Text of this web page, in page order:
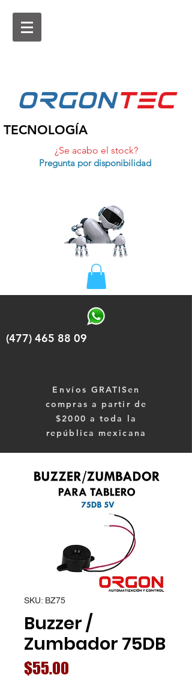
ORGONtEc
TECNOLOGÍA
¿Se acabo el stock?
Pregunta por disponibilidad
(477) 465 88 09
Envíos GRATISen
compras a partir de
$2000 a toda la
república mexicana
SKU: BZ75
Buzzer /
Zumbador 75DB
$55.00